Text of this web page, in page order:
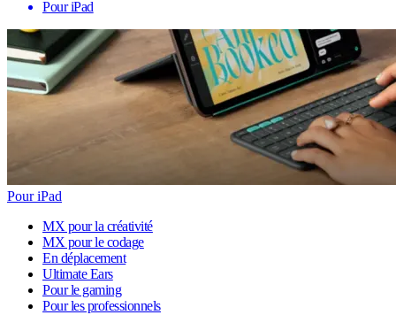
Pour iPad
Pour iPad
MX pour la créativité
MX pour le codage
En déplacement
Ultimate Ears
Pour le gaming
Pour les professionnels